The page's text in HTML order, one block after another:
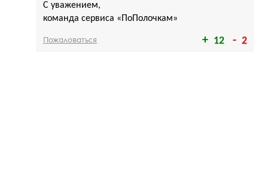
12 2
С уважением,
команда сервиса «ПоПолочкам»
Пожаловаться